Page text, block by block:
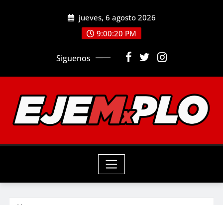
jueves, 6 agosto 2026
9:00:22 PM
Siguenos